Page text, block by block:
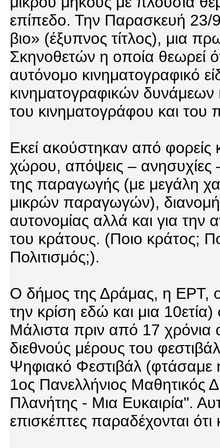
επίπεδο. Την Παρασκευή 23/
βιο» (έξυπνος τίτλος), μια
Σκηνοθετών η οποία θεωρεί
αυτόνομο κινηματογραφικό
κινηματογραφικών δυνάμεων
του κινηματογράφου και του
Εκεί ακούστηκαν από φορείς
χώρου, απόψεις – ανησυχίες
της παραγωγής (με μεγάλη
μικρών παραγωγών),
αυτονομίας αλλά και για
του κράτους. (Ποιο κράτος;
Πολιτισμός;).
Ο δήμος της Δράμας, η ΕΡΤ,
την κρίση εδώ και μια
Μάλιστα πριν από 17 χρόνια
διεθνούς μέρους του
Ψηφιακό Φεστιβάλ (φτάσαμε
1ος Πανελλήνιος Μαθητικός
Πλανήτης - Μια Ευκαιρία".
επισκέπτες παραδέχονται